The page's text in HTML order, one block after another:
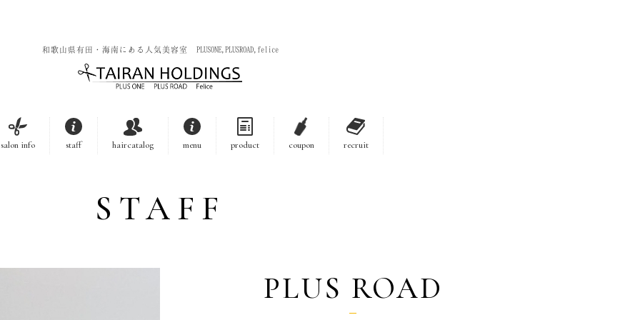
和歌山県有田・海南にある人気美容室 PLUSONE,PLUSROAD,felice
salon info staff haircatalog menu product coupon recruit
STAFF
PLUS ROAD